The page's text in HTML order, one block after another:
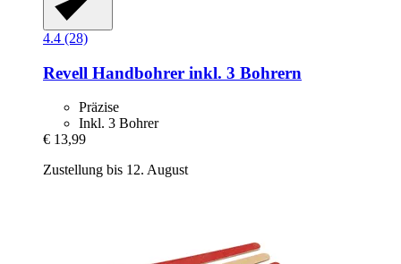
4.4 (28)
Revell Handbohrer inkl. 3 Bohrern
Präzise
Inkl. 3 Bohrer
€ 13,99
Zustellung bis 12. August